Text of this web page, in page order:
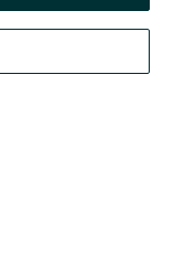
wskazanych powyżej,
brzmieniu.